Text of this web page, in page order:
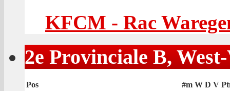
KFCM - Rac
2e Provinciale B,
Pos #m W D V